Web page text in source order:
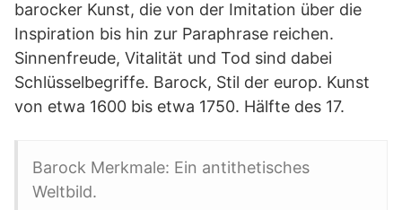
barocker Kunst, die von der Imitation über die
Inspiration bis hin zur Paraphrase reichen.
Sinnenfreude, Vitalität und Tod sind dabei
Schlüsselbegriffe. Barock, Stil der europ. Kunst
von etwa 1600 bis etwa 1750. Hälfte des 17.
Barock Merkmale: Ein antithetisches
Weltbild.